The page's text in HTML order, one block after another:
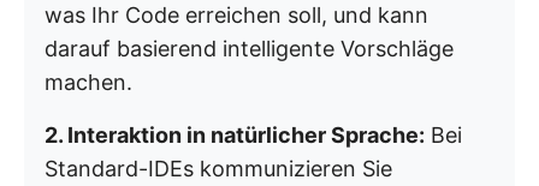
was Ihr Code erreichen soll, und kann
darauf basierend intelligente Vorschläge
machen.
2. Interaktion in natürlicher Sprache: Bei
Standard-IDEs kommunizieren Sie